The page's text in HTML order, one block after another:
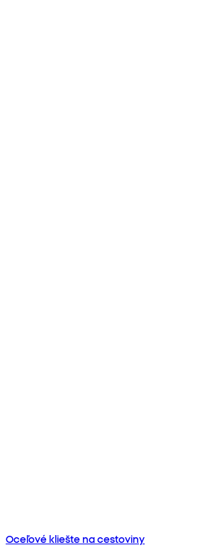
Oceľové kliešte na cestoviny